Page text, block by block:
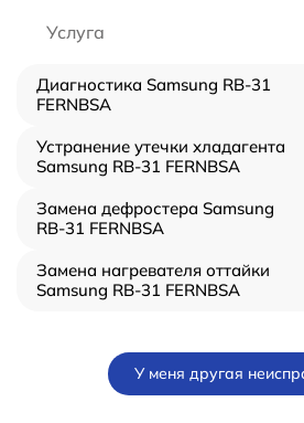
Услуга
Диагностика Samsung RB-31
FERNBSA
Устранение утечки хладагента
Samsung RB-31 FERNBSA
Замена дефростера Samsung
RB-31 FERNBSA
Замена нагревателя оттайки
Samsung RB-31 FERNBSA
У меня другая